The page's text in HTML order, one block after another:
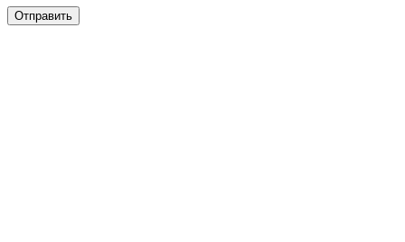
Отправить